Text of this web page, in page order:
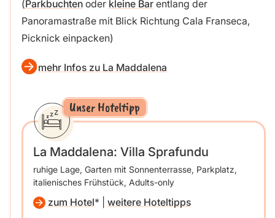
(Parkbuchtenoder kleine Barentlang der
Panoramastraße mit Blick Richtung Cala Franseca,
Picknick einpacken)
mehr Infos zu La Maddalena
Unser Hoteltipp
La Maddalena: Villa Sprafundu
ruhige Lage, Garten mit Sonnenterrasse, Parkplatz,
italienisches Frühstück, Adults-only
zum Hotel weitere Hoteltipps